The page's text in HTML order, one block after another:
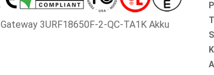
Gateway 3URF18650F-2-QC-TA1K Akku